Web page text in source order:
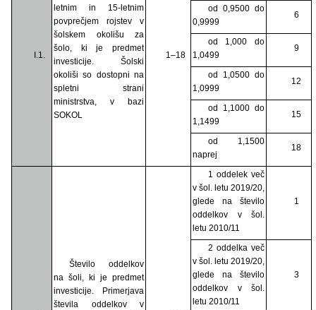
I.1.
letnim in 15-letnim
povprečjem rojstev v
šolskem okolišu za
šolo, ki je predmet
investicije. Šolski
okoliši so dostopni na
spletni strani
ministrstva, v bazi
SOKOL
1–18
od 0,9500 do
0,9999
6
od 1,000 do
1,0499
9
od 1,0500 do
1,0999
12
od 1,1000 do
1,1499
15
od 1,1500
naprej
18
Število oddelkov
na šoli, ki je predmet
investicije. Primerjava
števila oddelkov v
1 oddelek več
v šol. letu 2019/20,
glede na število
oddelkov v šol.
letu 2010/11
1
2 oddelka več
v šol. letu 2019/20,
glede na število
oddelkov v šol.
letu 2010/11
3